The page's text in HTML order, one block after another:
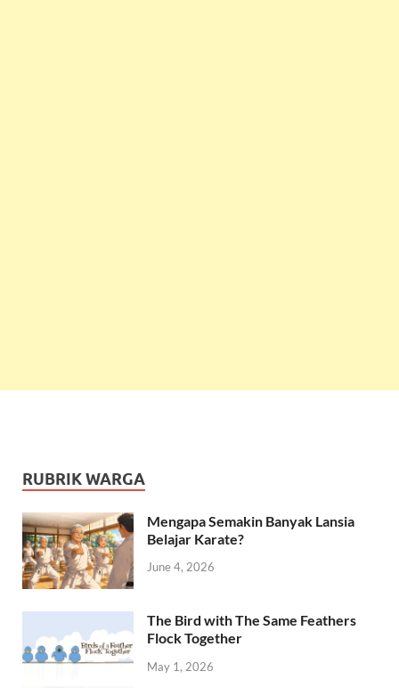
RUBRIK WARGA
Mengapa Semakin Banyak Lansia
Belajar Karate?
June 4, 2026
The Bird with The Same Feathers
Flock Together
May 1, 2026